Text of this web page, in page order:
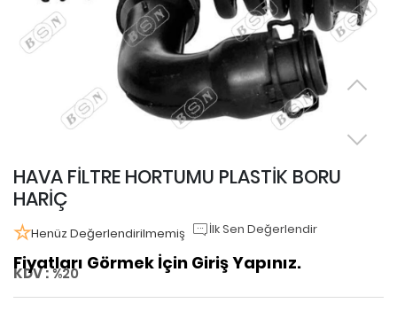
HAVA FİLTRE HORTUMU PLASTİK BORU
HARİÇ
Henüz Değerlendirilmemiş İlk Sen Değerlendir
Fiyatları Görmek İçin Giriş Yapınız.
KDV :%20